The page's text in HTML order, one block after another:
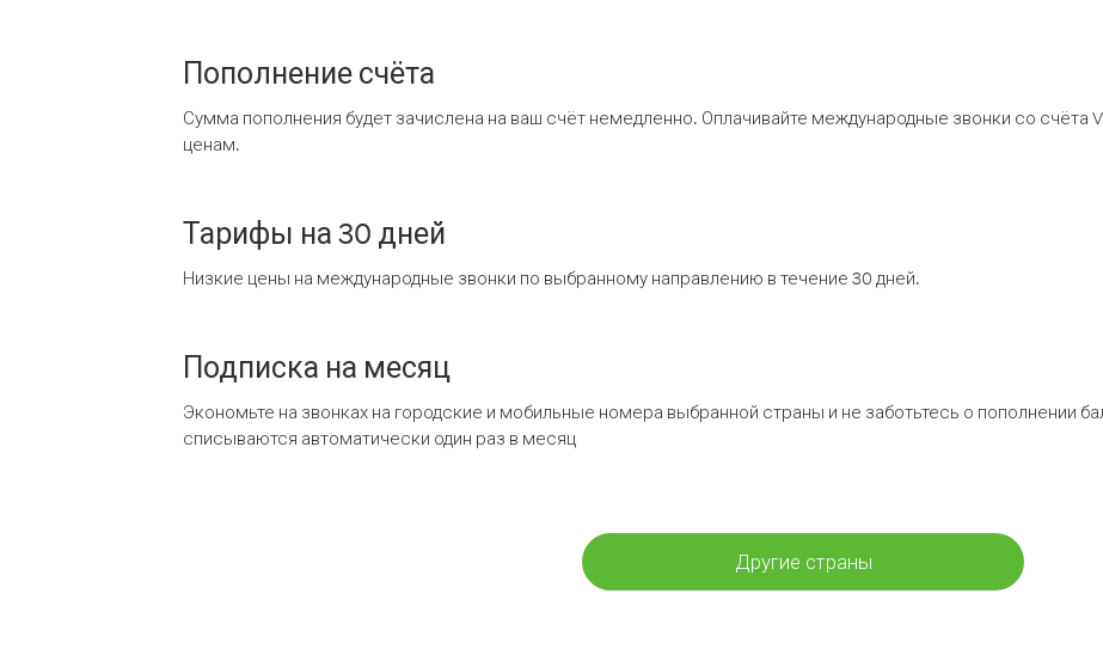
Пополнение счёта
Сумма пополнения будет зачислена на ваш счёт немедленно. Оплачивайте международные звонки со счёта
ценам.
Тарифы на 30 дней
Низкие цены на международные звонки по выбранному направлению в течение 30 дней.
Подписка на месяц
Экономьте на звонках на городские и мобильные номера выбранной страны и не заботьтесь о пополнении
списываются автоматически один раз в месяц
Другие страны